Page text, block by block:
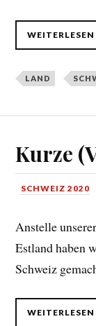
WEITERLESEN
LAND
Kurze
SCHWEIZ 2020
Anstelle
Estland haben
Schweiz
WEITERLESEN